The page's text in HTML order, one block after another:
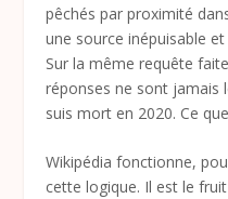
pêchés par proximité
une source inépuisable
Sur la même requête
réponses ne sont jamais
suis mort en 2020. Ce
Wikipédia fonctionne,
cette logique. Il est le